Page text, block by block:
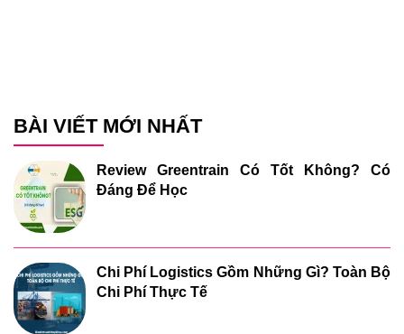
BÀI VIẾT MỚI NHẤT
Review Greentrain Có Tốt Không? Có
Đáng Để Học
Chi Phí Logistics Gồm Những Gì? Toàn Bộ
Chi Phí Thực Tế